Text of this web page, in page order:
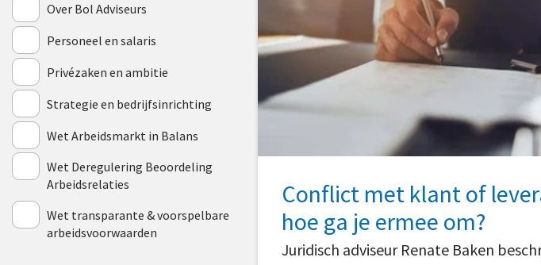
Over Bol Adviseurs
Personeel en salaris
Privézaken en ambitie
Strategie en bedrijfsinrichting
Wet Arbeidsmarkt in Balans
Wet Deregulering Beoordeling
Arbeidsrelaties
Wet transparante & voorspelbare
arbeidsvoorwaarden
Conflict met klant of
hoe ga je ermee om?
Juridisch adviseur Renate Baken